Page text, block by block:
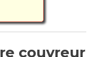
couvreur